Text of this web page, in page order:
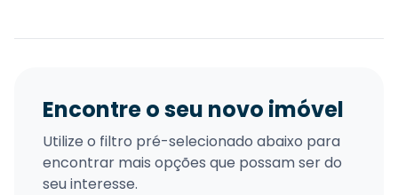
Encontre o seu novo imóvel
Utilize o filtro pré-selecionado abaixo para
encontrar mais opções que possam ser do
seu interesse.